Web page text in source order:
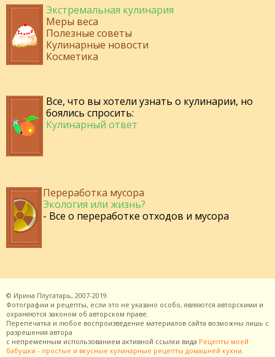
Экстремальная кулинария
Меры веса
Полезные советы
Кулинарные новости
Косметика
Все, что вы хотели узнать о кулинарии, но
боялись спросить:
Кулинарный ответ
Переработка мусора
Экология или жизнь?
- Все о переработке отходов и мусора
© Ирина Плугатарь, 2007-2019.
Фотографии и рецепты, если это не указано особо, являются авторскими и
охраняются законом об авторском праве.
Перепечатка и любое воспроизведение материалов сайта возможны лишь с
разрешения автора
с непременным использованием активной ссылки вида Рецепты моей
бабушки - простые и вкусные кулинарные рецепты домашней кухни